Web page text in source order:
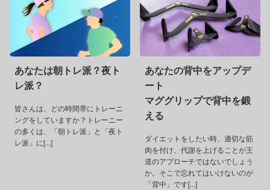
あなたは朝トレ派？夜ト
レ派？
皆さんは、どの時間帯にトレーニ
ングをしていますか？トレーニー
の多くは、「朝トレ派」と「夜ト
レ派」に[...]
あなたの背中をアップデ
ート
マググリップで背中を鍛
える
ダイエットをしたい時、適切な筋
肉を付け、代謝を上げることが王
道のアプローチではないでしょう
か。そこで忘れてはいけないのが
「背中」です[...]